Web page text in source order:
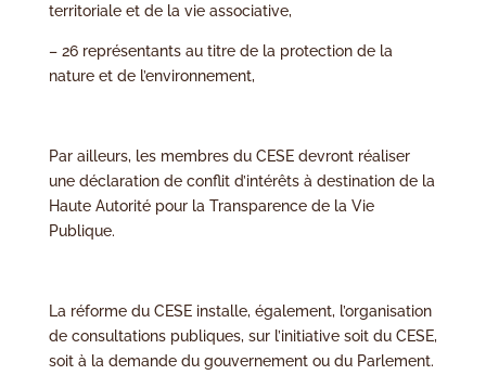
territoriale et de la vie associative,
– 26 représentants au titre de la protection de la
nature et de l’environnement,
Par ailleurs, les membres du CESE devront réaliser
une déclaration de conflit d’intérêts à destination de la
Haute Autorité pour la Transparence de la Vie
Publique.
La réforme du CESE installe, également, l’organisation
de consultations publiques, sur l’initiative soit du CESE,
soit à la demande du gouvernement ou du Parlement.